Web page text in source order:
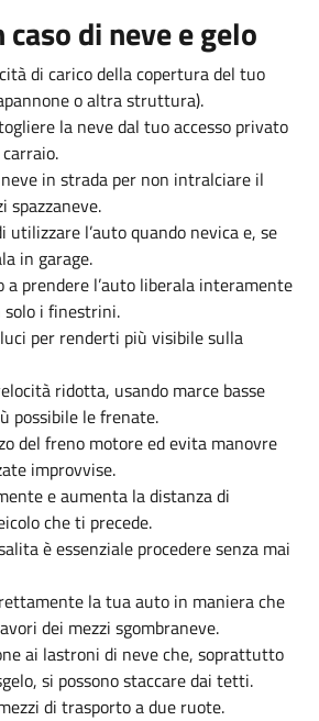
caso di neve e gelo
di carico della copertura del tuo
o altra struttura).
la neve dal tuo accesso privato
in strada per non intralciare il
spazzaneve.
utilizzare l’auto quando nevica e, se
in garage.
a prendere l’auto liberala interamente
solo i finestrini.
per renderti più visibile sulla
ridotta, usando marce basse
possibile le frenate.
del freno motore ed evita manovre
improvvise.
e aumenta la distanza di
che ti precede.
è essenziale procedere senza mai
la tua auto in maniera che
dei mezzi sgombraneve.
ai lastroni di neve che, soprattutto
si possono staccare dai tetti.
di trasporto a due ruote.